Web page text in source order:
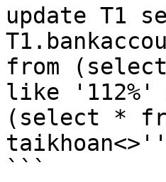
update T1
from
like
(select *
```